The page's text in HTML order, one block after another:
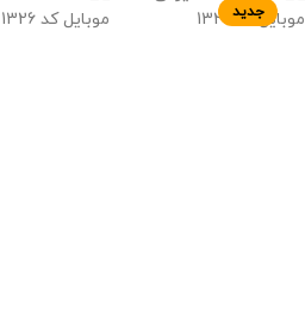
جدید